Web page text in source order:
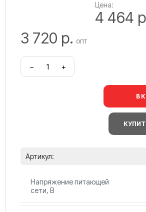
Цена:
4 464
3 720 р. опт
− +
В
Артикул:
Напряжение питающей
сети, В